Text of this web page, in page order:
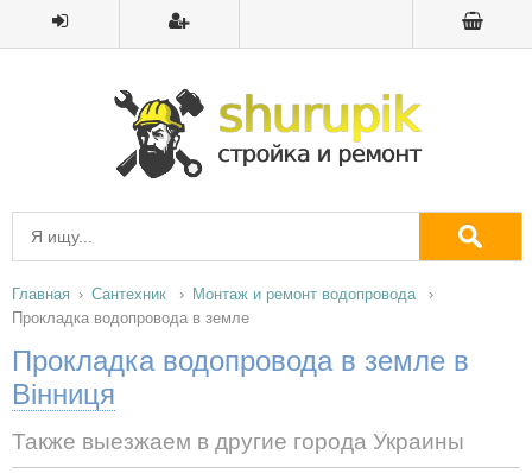
Главная Сантехник
Монтаж и ремонт водопровода
Прокладка водопровода в земле
Прокладка водопровода в земле в
Вінниця
Также выезжаем в другие города Украины